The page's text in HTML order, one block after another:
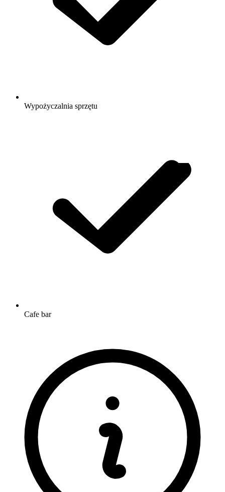
Wypożyczalnia sprzętu
Cafe bar